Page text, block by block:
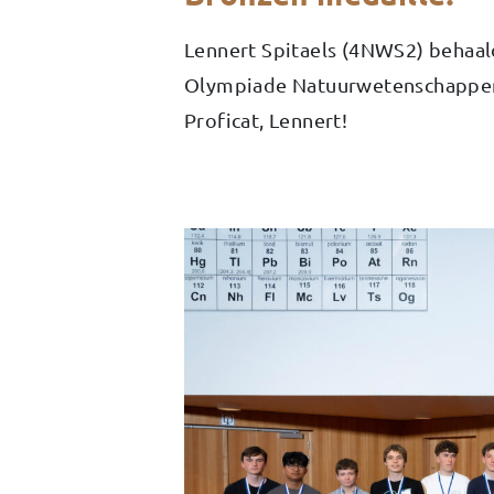
Lennert Spitaels (4NWS2)
Olympiade
Proficat, Lennert!